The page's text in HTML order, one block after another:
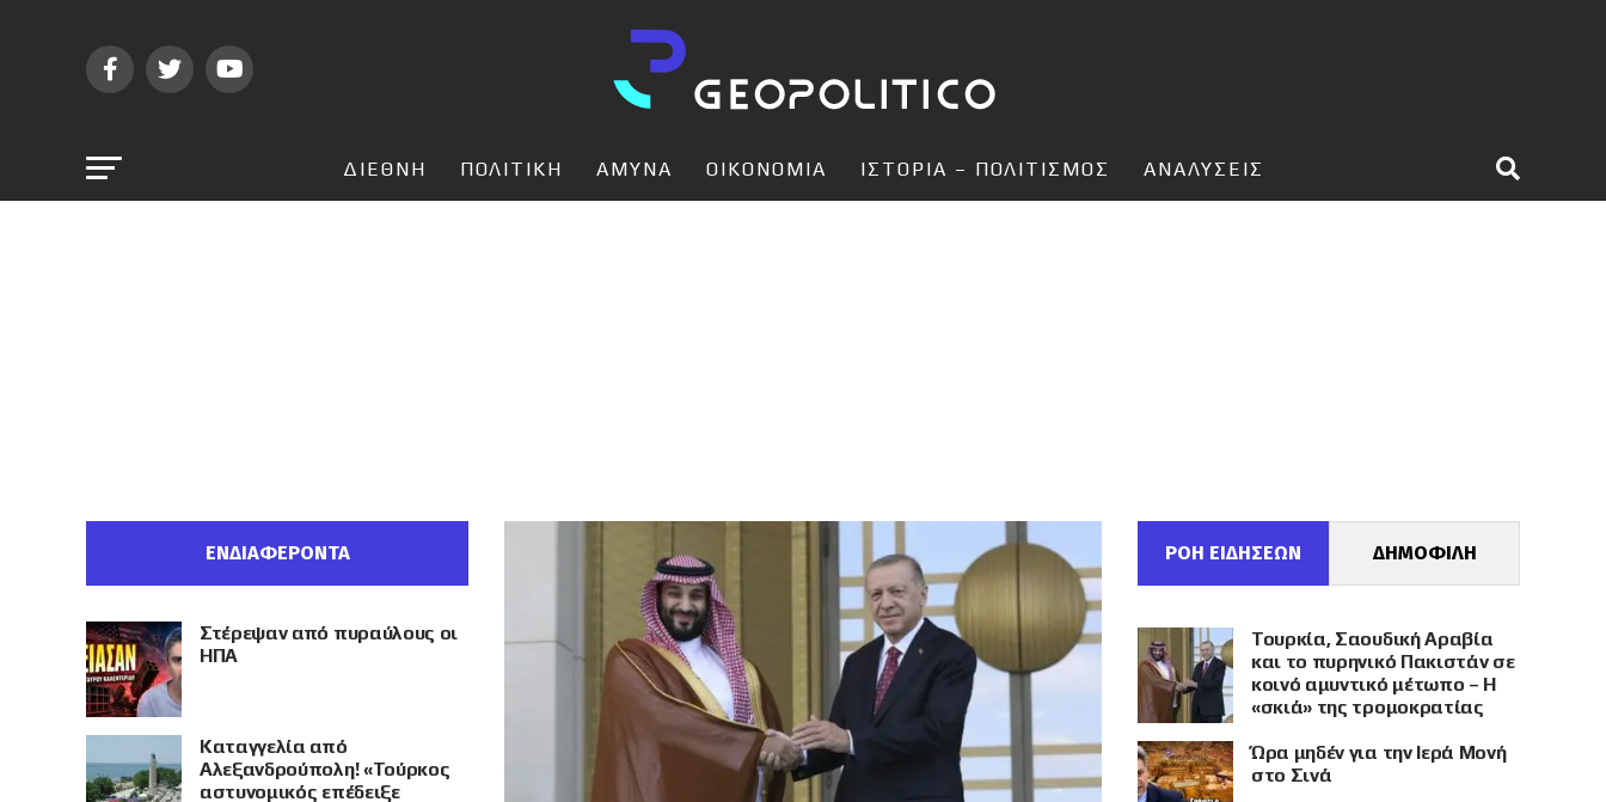
ΔΙΕΘΝΗ ΠΟΛΙΤΙΚΗ ΑΜΥΝΑ ΟΙΚΟΝΟΜΙΑ ΙΣΤΟΡΙΑ – ΠΟΛΙΤΙΣΜΟΣ ΑΝΑΛΥΣΕΙΣ
ΕΝΔΙΑΦΕΡΟΝΤΑ
Στέρεψαν από πυραύλους οι
ΗΠΑ
Καταγγελία από
Αλεξανδρούπολη! «Τούρκος
αστυνομικός επέδειξε
ΡΟΗ ΕΙΔΗΣΕΩΝ ΔΗΜΟΦΙΛΗ
Τουρκία, Σαουδική Αραβία
και το πυρηνικό Πακιστάν σε
κοινό αμυντικό μέτωπο – Η
«σκιά» της τρομοκρατίας
Ώρα μηδέν για την Ιερά Μονή
στο Σινά